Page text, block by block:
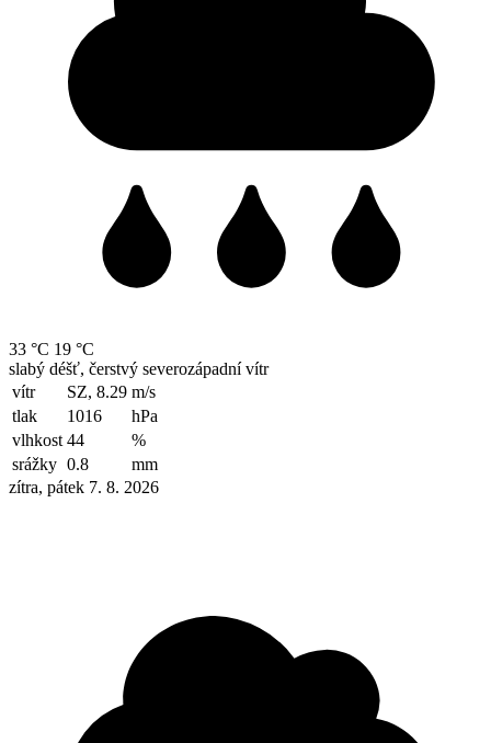
33 °C 19 °C
slabý déšť, čerstvý severozápadní vítr
vítr
SZ, 8.29 m/s
tlak
1016
hPa
vlhkost 44
%
srážky 0.8
mm
zítra, pátek 7. 8. 2026